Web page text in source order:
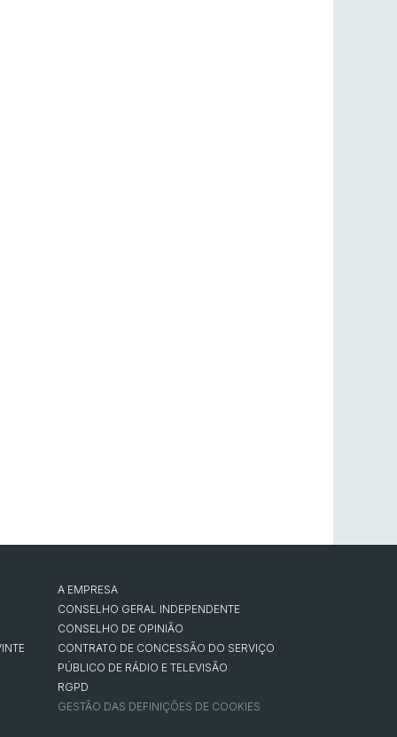
A EMPRESA
CONSELHO GERAL INDEPENDENTE
CONSELHO DE OPINIÃO
CONTRATO DE CONCESSÃO DO SERVIÇO
PÚBLICO DE RÁDIO E TELEVISÃO
RGPD
GESTÃO DAS DEFINIÇÕES DE COOKIES